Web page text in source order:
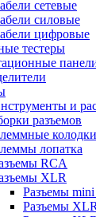
сетевые
силовые
цифровые
тестеры
и
разъемов
колодки
лопатка
RCA
XLR
Разъемы
Разъемы